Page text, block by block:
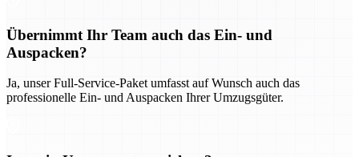
Übernimmt Ihr Team auch das Ein- und
Auspacken?
Ja, unser Full-Service-Paket umfasst auf Wunsch auch das
professionelle Ein- und Auspacken Ihrer Umzugsgüter.